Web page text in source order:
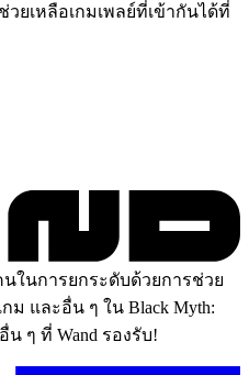
ยเหลือเกมเพลย์ที่เข้ากันได้ที่
ในการยกระดับด้วยการช่วย
ม และอื่น ๆ ใน Black Myth:
น ๆ ที่ Wand รองรับ!